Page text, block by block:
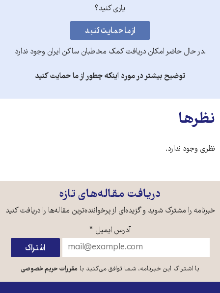
یاری کنید؟
.در حال حاضر امکان دریافت کمک مخاطبان ساکن ایران وجود ندارد
توضیح بیشتر در مورد اینکه چطور از ما حمایت کنید
نظرها
نظری وجود ندارد.
دریافت مقاله‌های تازه
خبرنامه را مشترک شوید و گزیده‌ای از پرخواننده‌ترین مقاله‌ها را دریافت کنید
آدرس ایمیل *
با اشتراک این خبرنامه، شما توافق می‌کنید بامقررات حریم خصوصی